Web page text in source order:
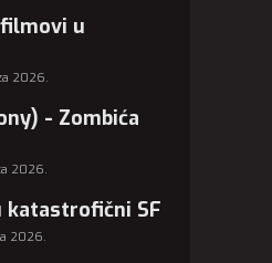
u
2026.
- Zombića
2026.
katastrofični SF
2026.